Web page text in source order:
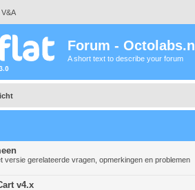
V&A
Forum - Octolabs.nl
A short text to describe your forum
versie gerelateerde vragen, opmerkingen en problemen
v4.x